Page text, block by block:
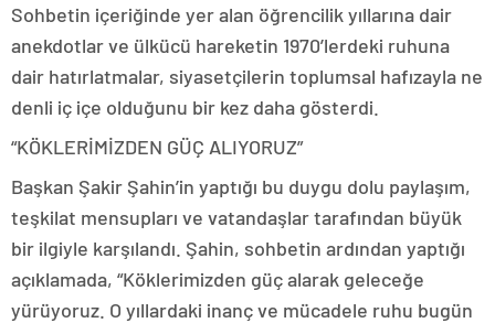
Sohbetin içeriğinde yer alan öğrencilik yıllarına dair
anekdotlar ve ülkücü hareketin 1970’lerdeki ruhuna
dair hatırlatmalar, siyasetçilerin toplumsal hafızayla ne
denli iç içe olduğunu bir kez daha gösterdi.
“KÖKLERİMİZDEN GÜÇ ALIYORUZ”
Başkan Şakir Şahin’in yaptığı bu duygu dolu paylaşım,
teşkilat mensupları ve vatandaşlar tarafından büyük
bir ilgiyle karşılandı. Şahin, sohbetin ardından yaptığı
açıklamada, “Köklerimizden güç alarak geleceğe
yürüyoruz. O yıllardaki inanç ve mücadele ruhu bugün